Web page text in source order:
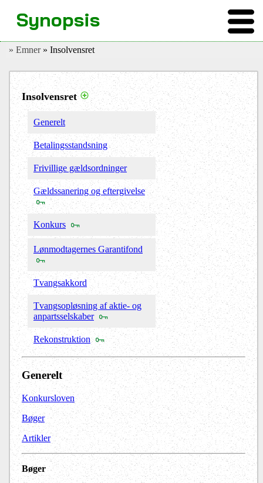
» Emner » Insolvensret
Insolvensret
Generelt
Betalingsstandsning
Frivillige gældsordninger
Gældssanering og eftergivelse
Konkurs
Lønmodtagernes Garantifond
Tvangsakkord
Tvangsopløsning af aktie- og
anpartsselskaber
Rekonstruktion
Generelt
Konkursloven
Bøger
Artikler
Bøger
Synopsis